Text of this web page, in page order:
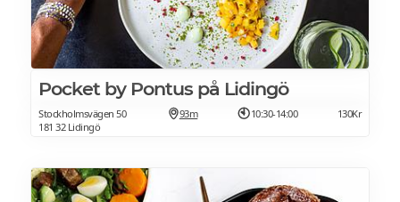
Pocket by Pontus på Lidingö
Stockholmsvägen 50
181 32 Lidingö
93m 10:30-14:00 130Kr